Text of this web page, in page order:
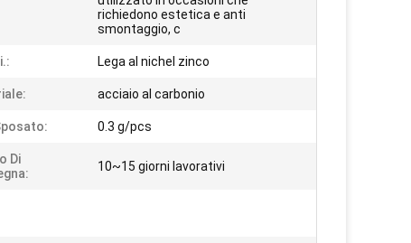
richiedono estetica e anti
smontaggio, c
Lega al nichel zinco
acciaio al carbonio
0.3 g/pcs
Di
10~15 giorni lavorativi